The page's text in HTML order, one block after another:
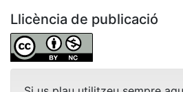
Llicència de publicació